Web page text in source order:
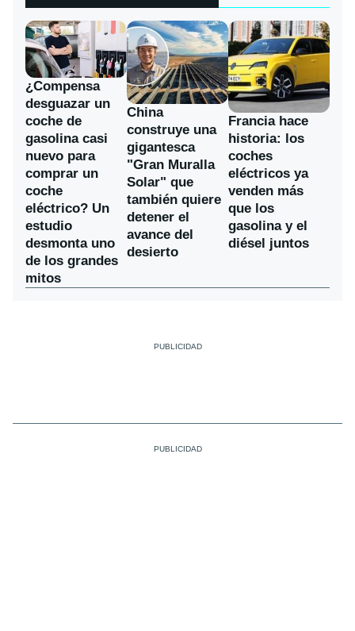
¿Compensa
desguazar un
coche de
gasolina casi
nuevo para
comprar un
coche
eléctrico? Un
estudio
desmonta uno
de los grandes
mitos
China
construye una
gigantesca
"Gran Muralla
Solar" que
también quiere
detener el
avance del
desierto
Francia hace
historia: los
coches
eléctricos ya
venden más
que los
gasolina y el
diésel juntos